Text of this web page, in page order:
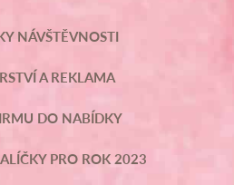
NÁVŠTĚVNOSTI
A REKLAMA
DO NABÍDKY
PRO ROK 2023